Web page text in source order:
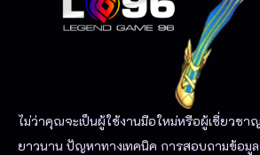
ไม่ว่าคุณจะเป็นผู้ใช้งานมือใหม่หรือผู้เชี่ยวชา
ยาวนาน ปัญหาทางเทคนิค การสอบถามข้อมูล